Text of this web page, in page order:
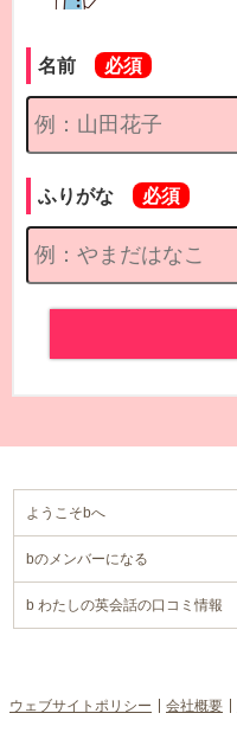
名前
ふりがな
ようこそbへ
bのメンバーになる
b わたしの英会話の口コミ情報
ウェブサイトポリシー 会社概要